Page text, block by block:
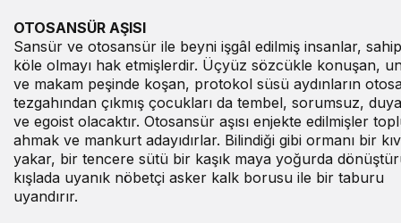
OTOSANSÜR AŞISI
Sansür ve otosansür ile beyni işgâl edilmiş insanlar,
köle olmayı hak etmişlerdir. Üçyüz sözcükle konuşan,
ve makam peşinde koşan, protokol süsü aydınların
tezgahından çıkmış çocukları da tembel, sorumsuz,
ve egoist olacaktır. Otosansür aşısı enjekte edilmişler
ahmak ve mankurt adayıdırlar. Bilindiği gibi ormanı bir
yakar, bir tencere sütü bir kaşık maya yoğurda
kışlada uyanık nöbetçi asker kalk borusu ile bir taburu
uyandırır.